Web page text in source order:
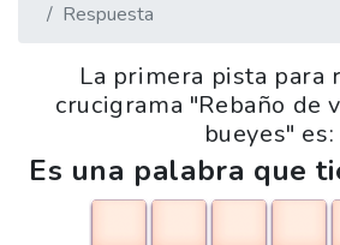
Respuesta
La primera pista para
crucigrama "Rebaño de
bueyes" es:
Es una palabra que